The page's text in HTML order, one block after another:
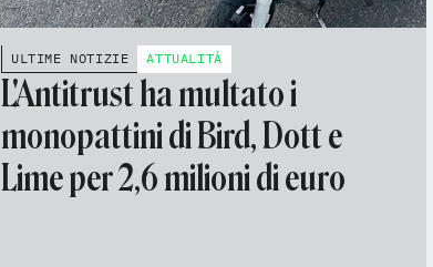
ULTIME NOTIZIE ATTUALITÀ
L'Antitrust ha multato i
monopattini di Bird, Dott e
Lime per 2,6 milioni di euro